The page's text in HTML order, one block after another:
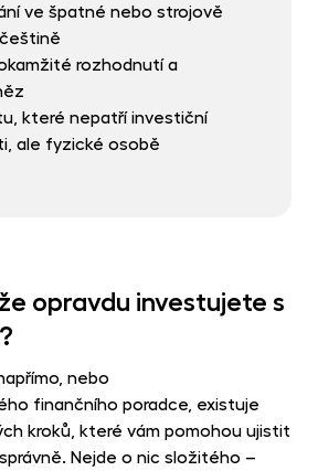
ve špatné nebo strojově
rozhodnutí a
které nepatří investiční
ale fyzické osobě
opravdu investujete s
nebo
finančního poradce, existuje
kroků, které vám pomohou ujistit
Nejde o nic složitého –